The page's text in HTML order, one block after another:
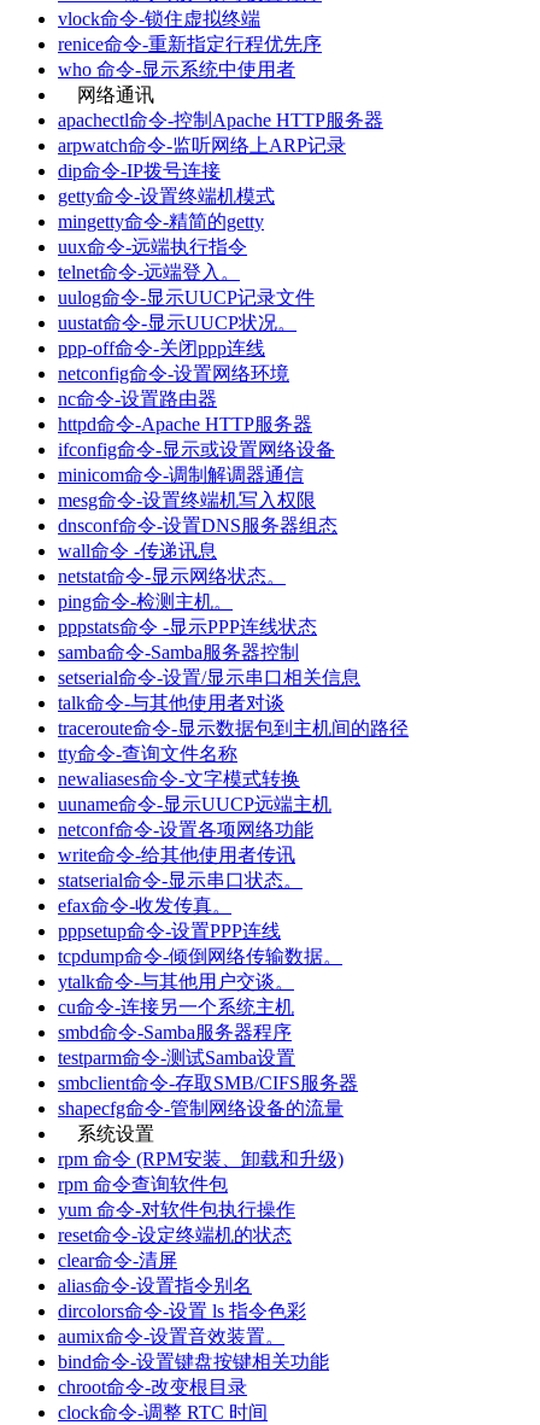
vlock命令-锁住虚拟终端
renice命令-重新指定行程优先序
who 命令-显示系统中使用者
网络通讯
apachectl命令-控制Apache HTTP服务器
arpwatch命令-监听网络上ARP记录
dip命令-IP拨号连接
getty命令-设置终端机模式
mingetty命令-精简的getty
uux命令-远端执行指令
telnet命令-远端登入。
uulog命令-显示UUCP记录文件
uustat命令-显示UUCP状况。
ppp-off命令-关闭ppp连线
netconfig命令-设置网络环境
nc命令-设置路由器
httpd命令-Apache HTTP服务器
ifconfig命令-显示或设置网络设备
minicom命令-调制解调器通信
mesg命令-设置终端机写入权限
dnsconf命令-设置DNS服务器组态
wall命令 -传递讯息
netstat命令-显示网络状态。
ping命令-检测主机。
pppstats命令 -显示PPP连线状态
samba命令-Samba服务器控制
setserial命令-设置/显示串口相关信息
talk命令-与其他使用者对谈
traceroute命令-显示数据包到主机间的路径
tty命令-查询文件名称
newaliases命令-文字模式转换
uuname命令-显示UUCP远端主机
netconf命令-设置各项网络功能
write命令-给其他使用者传讯
statserial命令-显示串口状态。
efax命令-收发传真。
pppsetup命令-设置PPP连线
tcpdump命令-倾倒网络传输数据。
ytalk命令-与其他用户交谈。
cu命令-连接另一个系统主机
smbd命令-Samba服务器程序
testparm命令-测试Samba设置
smbclient命令-存取SMB/CIFS服务器
shapecfg命令-管制网络设备的流量
系统设置
rpm 命令 (RPM安装、卸载和升级)
rpm 命令查询软件包
yum 命令-对软件包执行操作
reset命令-设定终端机的状态
clear命令-清屏
alias命令-设置指令别名
dircolors命令-设置 ls 指令色彩
aumix命令-设置音效装置。
bind命令-设置键盘按键相关功能
chroot命令-改变根目录
clock命令-调整 RTC 时间